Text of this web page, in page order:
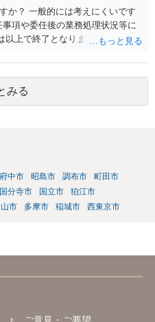
か？ 一般的には考えにくいです
項や委任後の業務処理状況等に
以上で終了となりますが、参考に
みる
府中市 昭島市 調布市
町田市
国分寺市 国立市
狛江市
市 多摩市 稲城市 西東京市
ご意見・ご要望